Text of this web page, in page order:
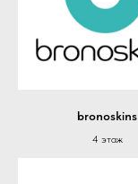
bronoskins
4 этаж